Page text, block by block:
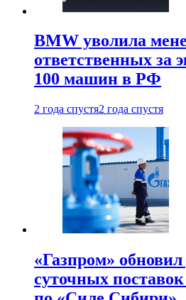
BMW уволила
ответственных за
100 машин в РФ
2 года спустя2 года спустя
«Газпром»
суточных